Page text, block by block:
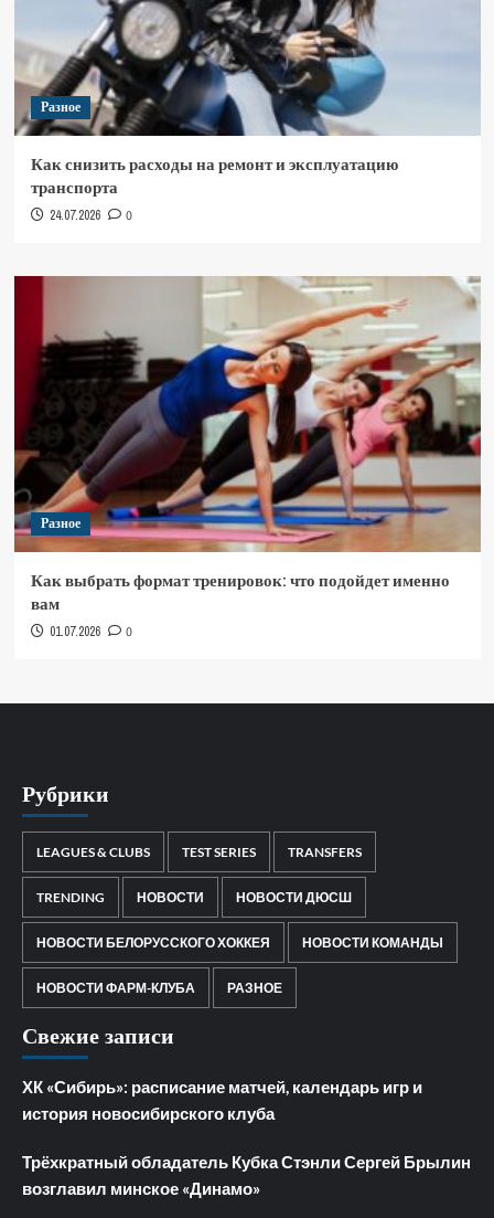
Разное
Как снизить расходы на ремонт и эксплуатацию
транспорта
24.07.2026 0
Разное
Как выбрать формат тренировок: что подойдет именно
вам
01.07.2026 0
Рубрики
LEAGUES & CLUBS TEST SERIES TRANSFERS
TRENDING НОВОСТИ НОВОСТИ ДЮСШ
НОВОСТИ БЕЛОРУССКОГО ХОККЕЯ НОВОСТИ КОМАНДЫ
НОВОСТИ ФАРМ-КЛУБА РАЗНОЕ
Свежие записи
ХК «Сибирь»: расписание матчей, календарь игр и
история новосибирского клуба
Трёхкратный обладатель Кубка Стэнли Сергей Брылин
возглавил минское «Динамо»